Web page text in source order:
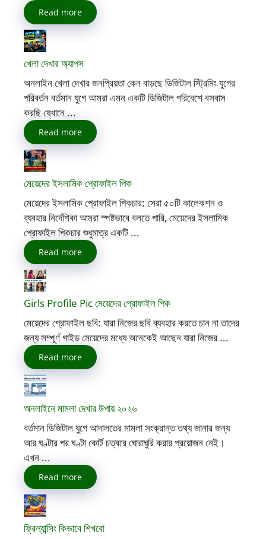
Read more
খেলা দেখার অ্যাপস
অনলাইন খেলা দেখার জনপ্রিয়তা কেন বাড়ছে ডিজিটাল স্ট্রিমিং যুগের
পরিবর্তন বর্তমান যুগে আমরা এমন একটি ডিজিটাল পরিবেশে বসবাস
করছি যেখানে ...
Read more
মেয়েদের ইসলামিক প্রোফাইল পিক
মেয়েদের ইসলামিক প্রোফাইল পিকচার: সেরা ৫০টি কালেকশন ও
ব্যবহার নির্দেশিকা আমরা স্পষ্টভাবে বলতে পারি, মেয়েদের ইসলামিক
প্রোফাইল পিকচার শুধুমাত্র একটি ...
Read more
Girls Profile Pic মেয়েদের প্রোফাইল পিক
মেয়েদের প্রোফাইল ছবি: যারা নিজের ছবি ব্যবহার করতে চান না তাদের
জন্য সম্পূর্ণ গাইড মেয়েদের মধ্যে অনেকেই আছেন যারা নিজের ...
Read more
অনলাইনে মামলা দেখার উপায় ২০২৬
বর্তমান ডিজিটাল যুগে আদালতের মামলা সংক্রান্ত তথ্য জানার জন্য
আর ঘণ্টার পর ঘণ্টা কোর্ট চত্বরে ঘোরাঘুরি করার প্রয়োজন নেই।
এখন ...
Read more
ফ্রিল্যান্সিং কিভাবে শিখবো